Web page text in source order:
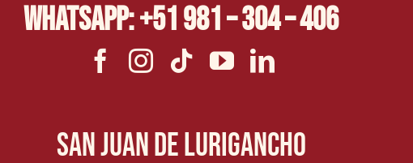
Whatsapp: +51 981 – 304 – 406
San Juan de Lurigancho